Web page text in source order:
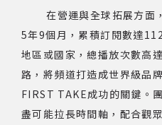
在營運與全球拓展方面
5年9個月，累積訂閱數達
地區或國家，總播放次數高
路，將頻道打造成世界級品
FIRST TAKE成功的關鍵。
盡可能拉長時間軸，配合觀